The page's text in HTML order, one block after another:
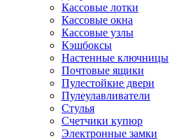
Кассовые лотки
Кассовые окна
Кассовые узлы
Кэшбоксы
Настенные ключницы
Почтовые ящики
Пулестойкие двери
Пулеулавливатели
Стулья
Счетчики купюр
Электронные замки